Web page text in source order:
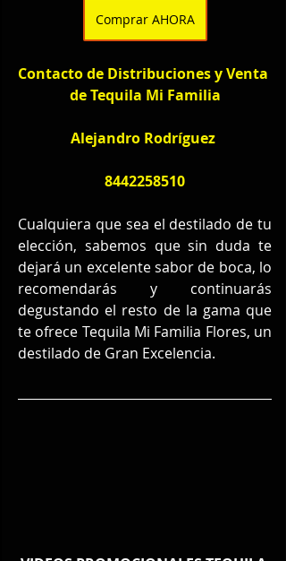
Comprar AHORA
Contacto de Distribuciones y Venta
de Tequila Mi Familia
Alejandro Rodríguez
8442258510
Cualquiera que sea el destilado de tu
elección, sabemos que sin duda te
dejará un excelente sabor de boca, lo
recomendarás y continuarás
degustando el resto de la gama que
te ofrece Tequila Mi Familia Flores, un
destilado de Gran Excelencia.